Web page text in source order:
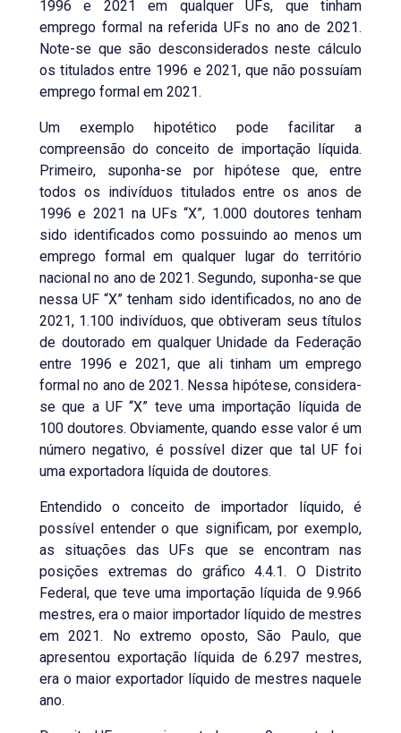
1996 e 2021 em qualquer UFs, que tinham
emprego formal na referida UFs no ano de 2021.
Note-se que são desconsiderados neste cálculo
os titulados entre 1996 e 2021, que não possuíam
emprego formal em 2021.
Um exemplo hipotético pode facilitar a
compreensão do conceito de importação líquida.
Primeiro, suponha-se por hipótese que, entre
todos os indivíduos titulados entre os anos de
1996 e 2021 na UFs “X”, 1.000 doutores tenham
sido identificados como possuindo ao menos um
emprego formal em qualquer lugar do território
nacional no ano de 2021. Segundo, suponha-se que
nessa UF “X” tenham sido identificados, no ano de
2021, 1.100 indivíduos, que obtiveram seus títulos
de doutorado em qualquer Unidade da Federação
entre 1996 e 2021, que ali tinham um emprego
formal no ano de 2021. Nessa hipótese, considera-
se que a UF “X” teve uma importação líquida de
100 doutores. Obviamente, quando esse valor é um
número negativo, é possível dizer que tal UF foi
uma exportadora líquida de doutores.
Entendido o conceito de importador líquido, é
possível entender o que significam, por exemplo,
as situações das UFs que se encontram nas
posições extremas do gráfico 4.4.1. O Distrito
Federal, que teve uma importação líquida de 9.966
mestres, era o maior importador líquido de mestres
em 2021. No extremo oposto, São Paulo, que
apresentou exportação líquida de 6.297 mestres,
era o maior exportador líquido de mestres naquele
ano.